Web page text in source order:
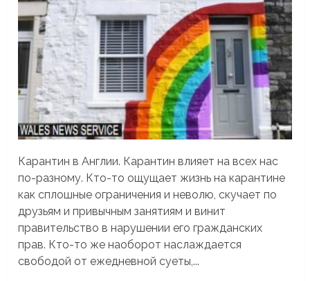
Карантин в Англии. Карантин влияет на всех нас
по-разному. Кто-то ощущает жизнь на карантине
как сплошные ограничения и неволю, скучает по
друзьям и привычным занятиям и винит
правительство в нарушении его гражданских
прав. Кто-то же наоборот наслаждается
свободой от ежедневной суеты,...